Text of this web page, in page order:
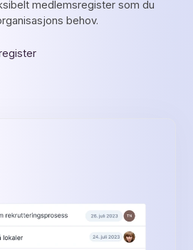
medlemsregister som du
behov.